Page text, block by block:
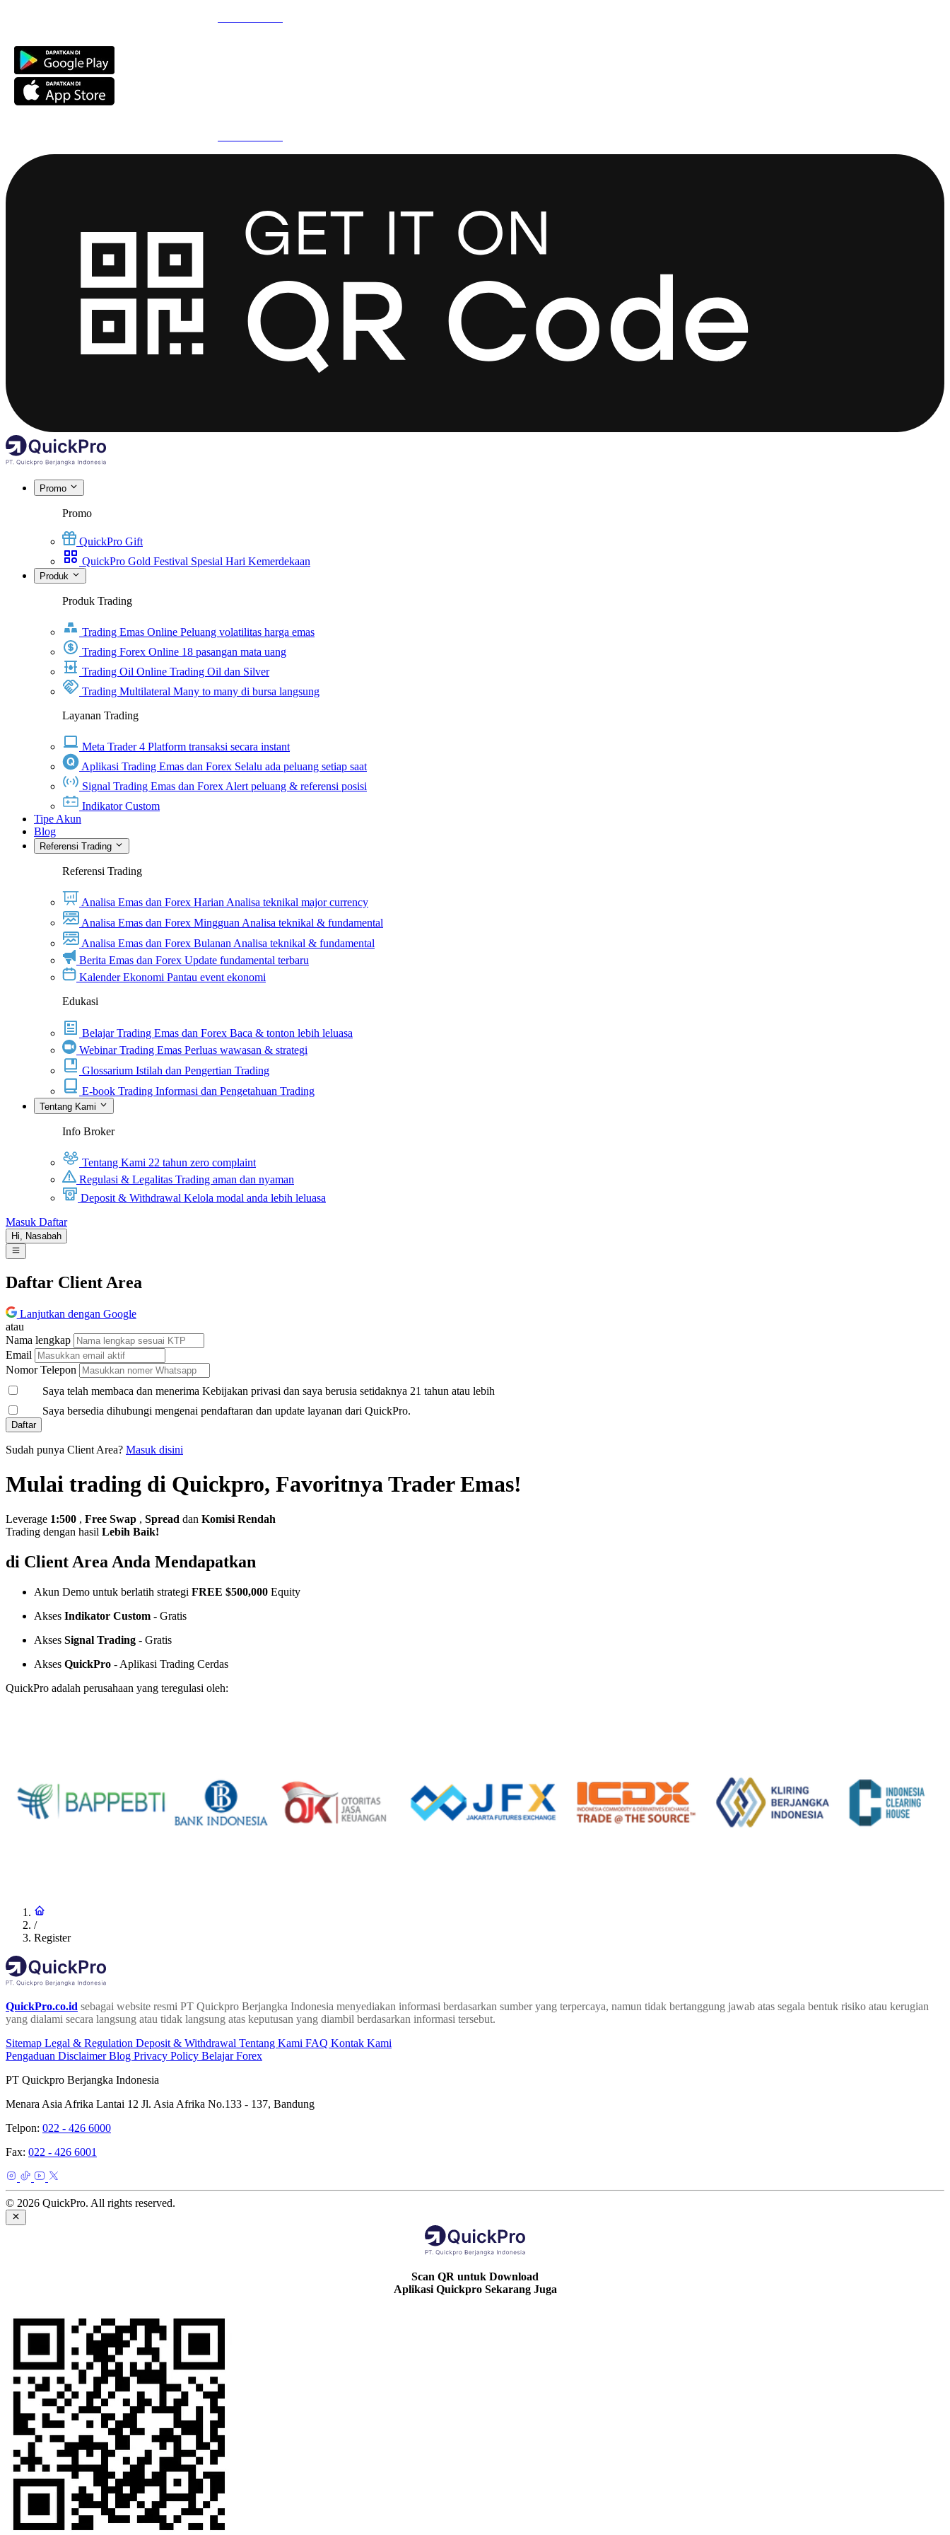
Promo
Promo
QuickPro Gift
QuickPro Gold Festival Spesial Hari Kemerdekaan
Produk
Produk Trading
Trading Emas Online Peluang volatilitas harga emas
Trading Forex Online 18 pasangan mata uang
Trading Oil Online Trading Oil dan Silver
Trading Multilateral Many to many di bursa langsung
Layanan Trading
Meta Trader 4 Platform transaksi secara instant
Aplikasi Trading Emas dan Forex Selalu ada peluang setiap saat
Signal Trading Emas dan Forex Alert peluang & referensi posisi
Indikator Custom
Tipe Akun
Blog
Referensi Trading
Referensi Trading
Analisa Emas dan Forex HarianAnalisa teknikal major currency
Analisa Emas dan Forex MingguanAnalisa teknikal & fundamental
Analisa Emas dan Forex BulananAnalisa teknikal & fundamental
Berita Emas dan Forex Update fundamental terbaru
Kalender Ekonomi Pantau event ekonomi
Edukasi
Belajar Trading Emas dan Forex Baca & tonton lebih leluasa
Webinar Trading Emas Perluas wawasan & strategi
Glossarium Istilah dan Pengertian Trading
E-book Trading Informasi dan Pengetahuan Trading
Tentang Kami
Info Broker
Tentang Kami 22 tahun zero complaint
Regulasi & Legalitas Trading aman dan nyaman
Deposit & Withdrawal Kelola modal anda lebih leluasa
Masuk Daftar
Hi, Nasabah
Daftar Client Area
Lanjutkan dengan Google
atau
Nama lengkap
Email
Nomor Telepon
Saya telah membaca dan menerima Kebijakan privasi dan saya berusia setidaknya 21 tahun atau lebih
Saya bersedia dihubungi mengenai pendaftaran dan update layanan dari QuickPro.
Daftar
Sudah punya Client Area? Masuk disini
Mulai trading di Quickpro, Favoritnya Trader Emas!
Leverage 1:500 , Free Swap , Spread dan Komisi Rendah
Trading dengan hasil Lebih Baik!
di Client Area Anda Mendapatkan
Akun Demo untuk berlatih strategi FREE $500,000 Equity
Akses Indikator Custom - Gratis
Akses Signal Trading - Gratis
Akses QuickPro - Aplikasi Trading Cerdas
QuickPro adalah perusahaan yang teregulasi oleh:
/
Register
QuickPro.co.id sebagai website resmi PT Quickpro Berjangka Indonesia menyediakan informasi berdasarkan sumber yang terpercaya, namun tidak bertanggung jawab atas segala bentuk risiko atau kerugian
yang dialami secara langsung atau tidak langsung atas keputusan yang diambil berdasarkan informasi tersebut.
Sitemap Legal & Regulation Deposit & Withdrawal Tentang Kami FAQ Kontak Kami
Pengaduan DisclaimerBlog Privacy Policy Belajar Forex
PT Quickpro Berjangka Indonesia
Menara Asia Afrika Lantai 12 Jl. Asia Afrika No.133 - 137, Bandung
Telpon: 022 - 426 6000
Fax: 022 - 426 6001
© 2026 QuickPro. All rights reserved.
Scan QR untuk Download
Aplikasi Quickpro Sekarang Juga